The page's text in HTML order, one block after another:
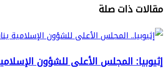
ورئيس
أركان
الحرب
العامة
الأطوار
الإقصائية
لمسابقة
في
مقالات ذات صلة
إثيوبيا: المجلس الأعلى للشؤون